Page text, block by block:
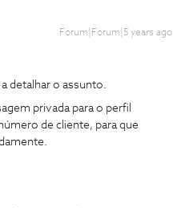
Forum|Forum|5 years ago
detalhar o assunto.
privada para o perfil
de cliente, para que